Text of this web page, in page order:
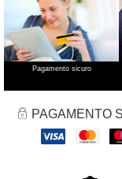
Pagamento sicuro
PAGAMENTO